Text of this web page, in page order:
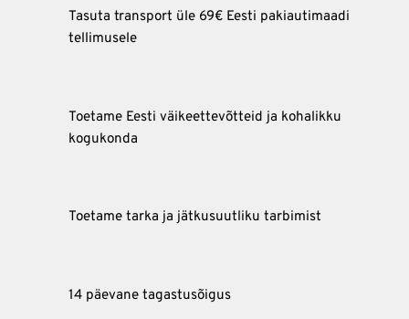
Tasuta transport üle 69€ Eesti pakiautimaadi
tellimusele
Toetame Eesti väikeettevõtteid ja kohalikku
kogukonda
Toetame tarka ja jätkusuutliku tarbimist
14 päevane tagastusõigus